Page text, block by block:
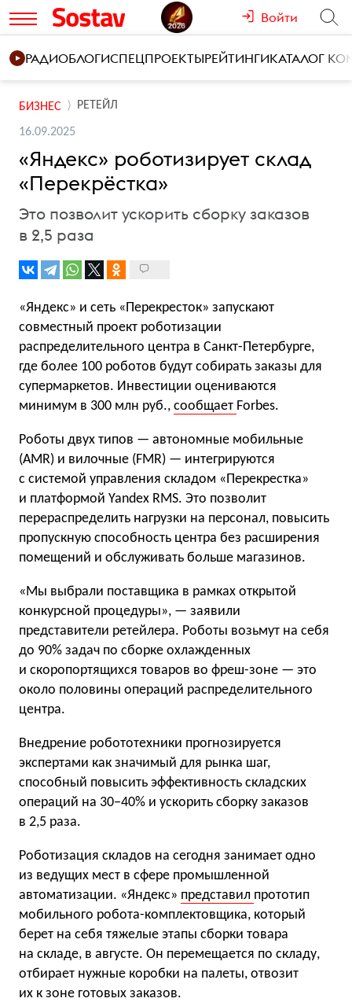
Войти
РАДИОБЛОГИСПЕЦПРОЕКТЫРЕЙТИНГИКАТАЛОГ
БИЗНЕС РЕТЕЙЛ
16.09.2025
«Яндекс» роботизирует склад
«Перекрёстка»
Это позволит ускорить сборку заказов
в 2,5 раза
«Яндекс» и сеть «Перекресток» запускают
совместный проект роботизации
распределительного центра в Санкт-Петербурге,
где более 100 роботов будут собирать заказы для
супермаркетов. Инвестиции оцениваются
минимум в 300 млн руб., сообщает Forbes.
Роботы двух типов — автономные мобильные
(AMR) и вилочные (FMR) — интегрируются
с системой управления складом «Перекрестка»
и платформой Yandex RMS. Это позволит
перераспределить нагрузки на персонал, повысить
пропускную способность центра без расширения
помещений и обслуживать больше магазинов.
«Мы выбрали поставщика в рамках открытой
конкурсной процедуры», — заявили
представители ретейлера. Роботы возьмут на себя
до 90% задач по сборке охлажденных
и скоропортящихся товаров во фреш-зоне — это
около половины операций распределительного
центра.
Внедрение робототехники прогнозируется
экспертами как значимый для рынка шаг,
способный повысить эффективность складских
операций на 30−40% и ускорить сборку заказов
в 2,5 раза.
Роботизация складов на сегодня занимает одно
из ведущих мест в сфере промышленной
автоматизации. «Яндекс» представил прототип
мобильного робота-комплектовщика, который
берет на себя тяжелые этапы сборки товара
на складе, в августе. Он перемещается по складу,
отбирает нужные коробки на палеты, отвозит
их к зоне готовых заказов.